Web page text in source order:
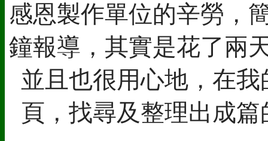
感恩製作單位的辛勞，
鐘報導，其實是花了兩
並且也很用心地，在我
頁，找尋及整理出成篇